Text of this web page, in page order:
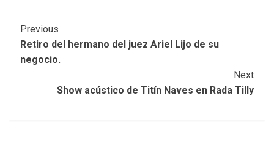
Post
Navigation
Previous
Retiro del hermano del juez Ariel Lijo de su
negocio.
Next
Show acústico de Titín Naves en Rada Tilly